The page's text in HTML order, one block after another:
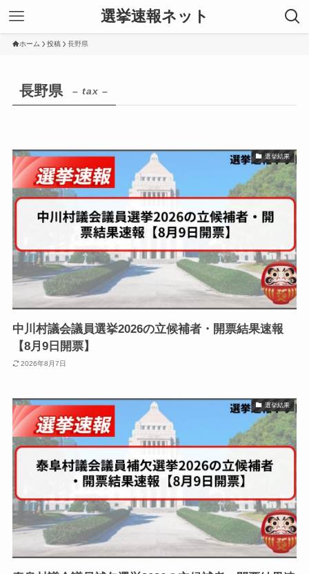
選挙速報ネット
ホーム 投稿 長野県
長野県 – tax –
選挙結果
中川村議会議員選挙2026の立候補者・開票結果速報
【8月9日開票】
2026年8月7日
選挙結果